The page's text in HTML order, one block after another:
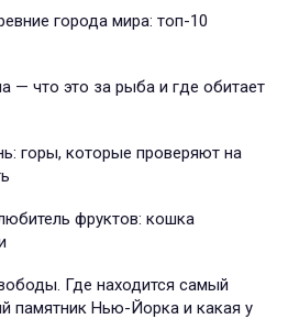
города мира: топ-10
— что это за рыба и где обитает
горы, которые проверяют на
фруктов: кошка
Где находится самый
памятник Нью-Йорка и какая у